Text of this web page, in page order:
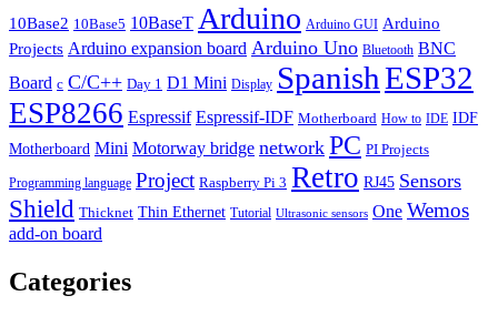
10Base2 10Base5 10BaseT Arduino Arduino GUI Arduino
Projects Arduino expansion board Arduino Uno Bluetooth BNC
Board c C/C++ Day 1 D1 Mini Display SpanishESP32
ESP8266 Espressif Espressif-IDF Motherboard How to IDE IDF
Motherboard Mini Motorway bridge network PC PI Projects
Programming language Project Raspberry Pi 3 Retro RJ45 Sensors
Shield Thicknet Thin Ethernet Tutorial Ultrasonic sensors One Wemos
add-on board
Categories